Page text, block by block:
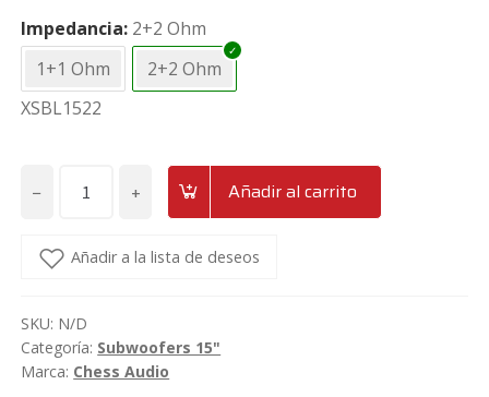
Impedancia 2+2 Ohm
1+1 Ohm
2+2 Ohm
XSBL1522
−
Subwoofer
15"
Chess
Audio
XSBL1511/XSBL1522
+ Añadir al carrito
Añadir a la lista de deseos
SKU: N/D
Categoría: Subwoofers 15"
Marca: Chess Audio